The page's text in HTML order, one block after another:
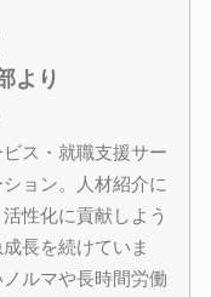
より
ス・就職支援サー
ョン。人材紹介に
性化に貢献しよう
長を続けていま
ルマや長時間労働